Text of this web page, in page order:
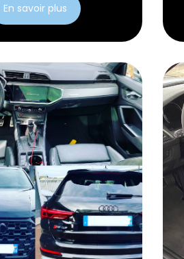
En savoir plus